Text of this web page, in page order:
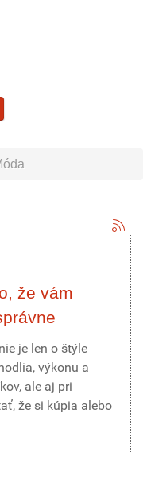
že vám
je len o štýle
výkonu a
ale aj pri
že si kúpia alebo